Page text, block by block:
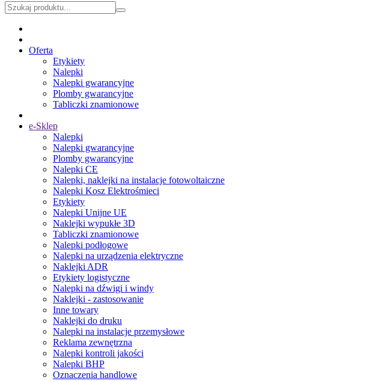
Oferta
Etykiety
Nalepki
Nalepki gwarancyjne
Plomby gwarancyjne
Tabliczki znamionowe
e-Sklep
Nalepki
Nalepki gwarancyjne
Plomby gwarancyjne
Nalepki CE
Nalepki, naklejki na instalacje fotowoltaiczne
Nalepki Kosz Elektrośmieci
Etykiety
Nalepki Unijne UE
Naklejki wypukłe 3D
Tabliczki znamionowe
Nalepki podłogowe
Nalepki na urządzenia elektryczne
Naklejki ADR
Etykiety logistyczne
Nalepki na dźwigi i windy
Naklejki - zastosowanie
Inne towary
Naklejki do druku
Nalepki na instalacje przemysłowe
Reklama zewnętrzna
Nalepki kontroli jakości
Nalepki BHP
Oznaczenia handlowe